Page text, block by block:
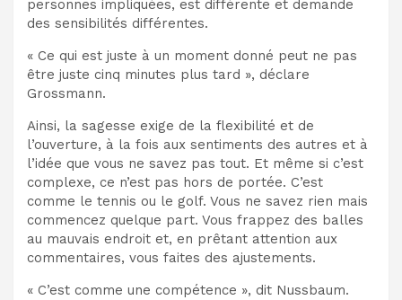
personnes impliquées, est différente et demande
des sensibilités différentes.
« Ce qui est juste à un moment donné peut ne pas
être juste cinq minutes plus tard », déclare
Grossmann.
Ainsi, la sagesse exige de la flexibilité et de
l’ouverture, à la fois aux sentiments des autres et à
l’idée que vous ne savez pas tout. Et même si c’est
complexe, ce n’est pas hors de portée. C’est
comme le tennis ou le golf. Vous ne savez rien mais
commencez quelque part. Vous frappez des balles
au mauvais endroit et, en prêtant attention aux
commentaires, vous faites des ajustements.
« C’est comme une compétence », dit Nussbaum.